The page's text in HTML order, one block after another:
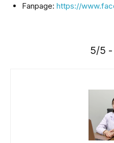
Fanpage: https://
5/5 -